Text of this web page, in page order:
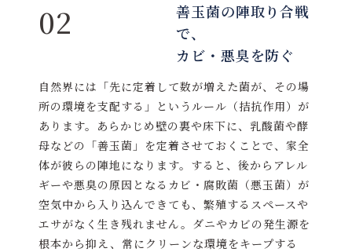
02
善玉菌の陣取り合戦
で、
カビ・悪臭を防ぐ
自然界には「先に定着して数が増えた菌が、その場
所の環境を支配する」というルール（拮抗作用）が
あります。あらかじめ壁の裏や床下に、乳酸菌や酵
母などの「善玉菌」を定着させておくことで、家全
体が彼らの陣地になります。すると、後からアレル
ギーや悪臭の原因となるカビ・腐敗菌（悪玉菌）が
空気中から入り込んできても、繁殖するスペースや
エサがなく生き残れません。ダニやカビの発生源を
根本から抑え、常にクリーンな環境をキープする